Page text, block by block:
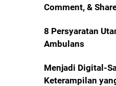
Comment, &
8 Persyaratan
Ambulans
Menjadi Digital-
Keterampilan